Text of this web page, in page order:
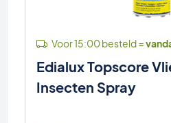
Voor 15:00 besteld =
Edialux Topscore
Insecten Spray